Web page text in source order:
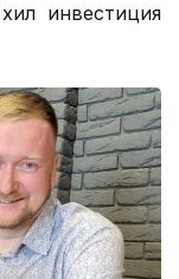
инвестиция